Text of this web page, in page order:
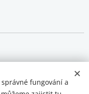
fungování a